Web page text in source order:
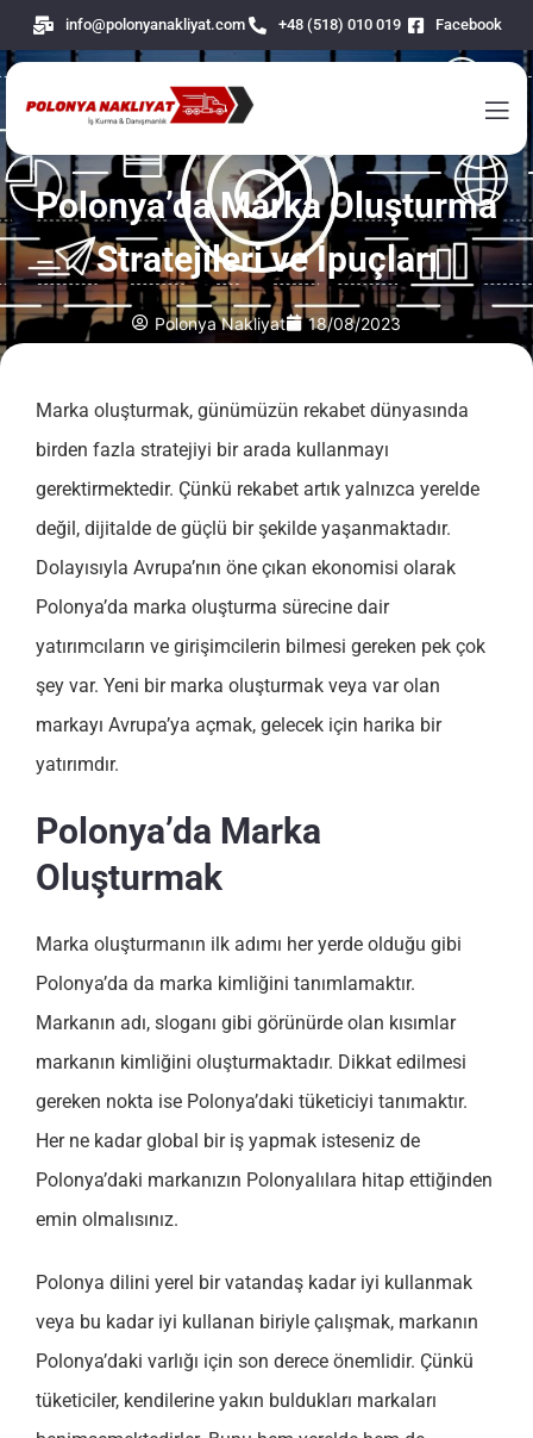
info@polonyanakliyat.com +48 (518) 010 019 Facebook
Polonya’da Marka Oluşturma
Stratejileri ve İpuçları
Polonya Nakliyat 18/08/2023
Marka oluşturmak, günümüzün rekabet dünyasında
birden fazla stratejiyi bir arada kullanmayı
gerektirmektedir. Çünkü rekabet artık yalnızca yerelde
değil, dijitalde de güçlü bir şekilde yaşanmaktadır.
Dolayısıyla Avrupa’nın öne çıkan ekonomisi olarak
Polonya’da marka oluşturma sürecine dair
yatırımcıların ve girişimcilerin bilmesi gereken pek çok
şey var. Yeni bir marka oluşturmak veya var olan
markayı Avrupa’ya açmak, gelecek için harika bir
yatırımdır.
Polonya’da Marka
Oluşturmak
Marka oluşturmanın ilk adımı her yerde olduğu gibi
Polonya’da da marka kimliğini tanımlamaktır.
Markanın adı, sloganı gibi görünürde olan kısımlar
markanın kimliğini oluşturmaktadır. Dikkat edilmesi
gereken nokta ise Polonya’daki tüketiciyi tanımaktır.
Her ne kadar global bir iş yapmak isteseniz de
Polonya’daki markanızın Polonyalılara hitap ettiğinden
emin olmalısınız.
Polonya dilini yerel bir vatandaş kadar iyi kullanmak
veya bu kadar iyi kullanan biriyle çalışmak, markanın
Polonya’daki varlığı için son derece önemlidir. Çünkü
tüketiciler, kendilerine yakın buldukları markaları